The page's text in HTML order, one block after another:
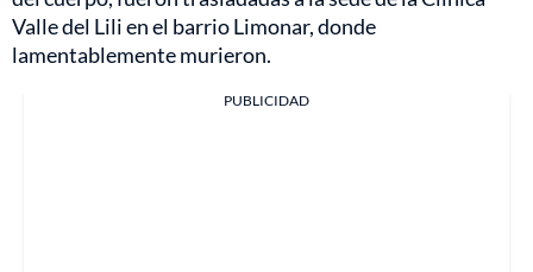
Valle del Lili en el barrio Limonar, donde
lamentablemente murieron.
PUBLICIDAD